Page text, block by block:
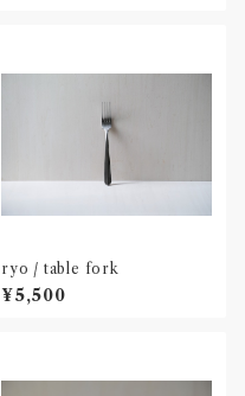
ryo / table fork
¥5,500